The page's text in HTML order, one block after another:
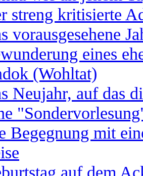
streng kritisierte
vorausgesehene
eines
(Wohltat)
Neujahr, auf das
Begegnung mit
auf dem